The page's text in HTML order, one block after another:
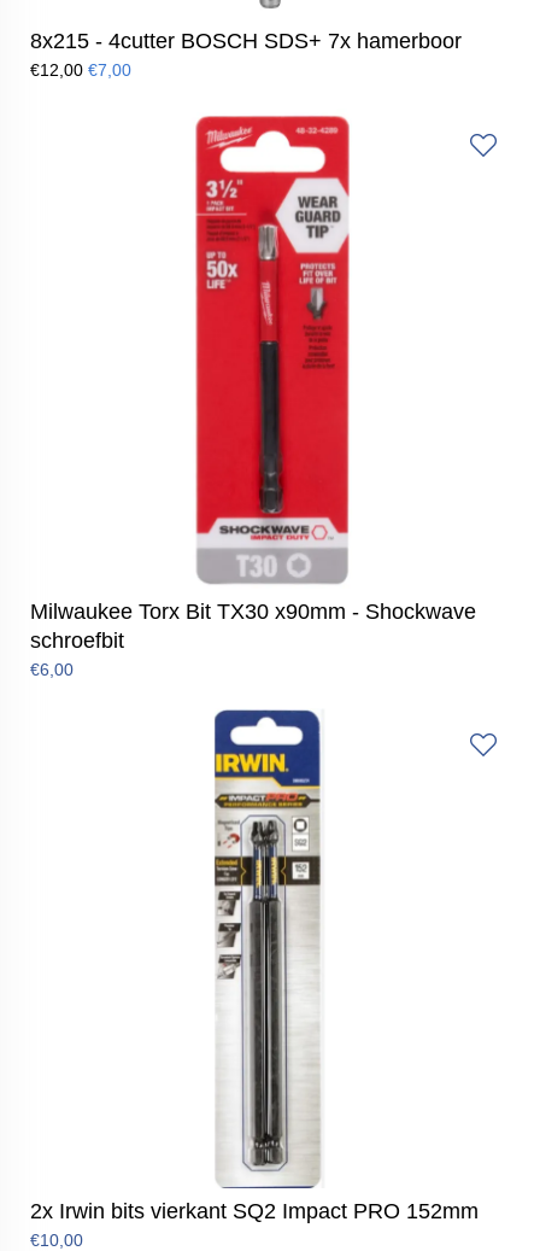
8x215 - 4cutter BOSCH SDS+ 7x hamerboor
€12,00 €7,00
Milwaukee Torx Bit TX30 x90mm - Shockwave
schroefbit
€6,00
2x Irwin bits vierkant SQ2 Impact PRO 152mm
€10,00